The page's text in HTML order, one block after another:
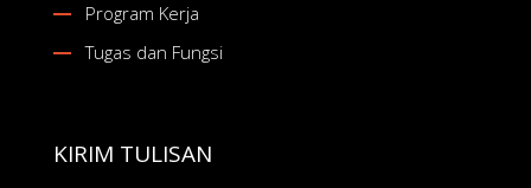
Program Kerja
Tugas dan Fungsi
KIRIM TULISAN